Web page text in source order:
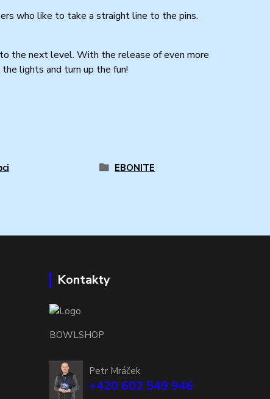
who like to take a straight line to the pins.
the next level. With the release of even more
lights and turn up the fun!
EBONITE
Kontakty
BOWLSHOP
Petr Mráček
+420 602 549 946